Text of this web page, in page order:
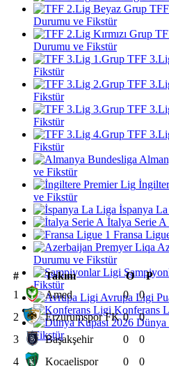
Durumu ve Fikstür
Durumu ve Fikstür
TFF
Fikstür
TFF
Fikstür
TFF
Fikstür
TFF
Fikstür
ve Fikstür
ve Fikstür
İspanya
İtalya Serie
Fransa
Durumu ve Fikstür
Fikstür
Avrupa Ligi
Konferans
Dünya
Fikstür
# Takım O
P
1
Amed 0
0
2
Erzurumspor FK 0
0
3
Başakşehir 0
0
4
Kocaelispor 0 0